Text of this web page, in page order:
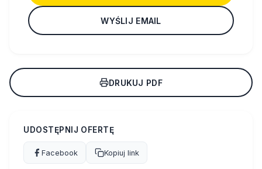
WYŚLIJ EMAIL
DRUKUJ PDF
UDOSTĘPNIJ OFERTĘ
Facebook Kopiuj link